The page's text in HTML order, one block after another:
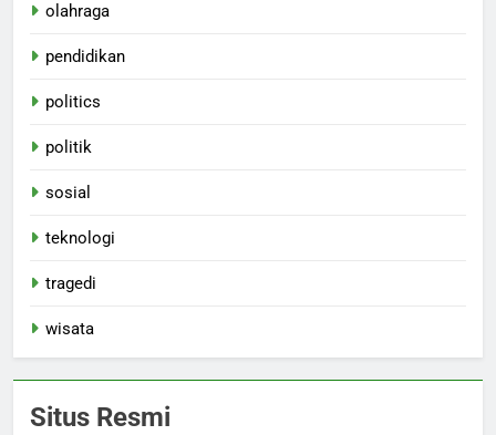
olahraga
pendidikan
politics
politik
sosial
teknologi
tragedi
wisata
Situs Resmi